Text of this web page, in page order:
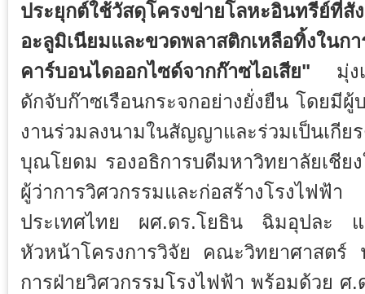
ประยุกต์ใช้วัสดุโครงข่ายโลหะอินทรีย์ที่สั
อะลูมิเนียมและขวดพลาสติกเหลือทิ้งในก
คาร์บอนไดออกไซด์จากก๊าซไอเสีย" มุ่งเ
ดักจับก๊าซเรือนกระจกอย่างยั่งยืน โดยมีผู้
งานร่วมลงนามในสัญญาและร่วมเป็นเ
บุณโยดม รองอธิการบดีมหาวิทยาลัยเชีย
ผู้ว่าการวิศวกรรมและก่อสร้างโรง
ประเทศไทย ผศ.ดร.โยธิน ฉิมอุปละ
หัวหน้าโครงการวิจัย คณะวิทยาศาสตร์
การฝ่ายวิศวกรรมโรงไฟฟ้า พร้อมด้วย